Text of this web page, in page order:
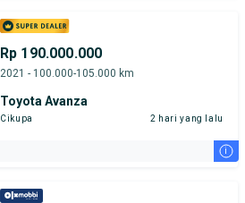
Rp 190.000.000
2021 - 100.000-105.000 km
Toyota Avanza
Cikupa 2 hari yang lalu
i